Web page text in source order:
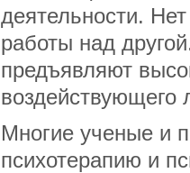
деятельности.
работы над
предъявляют
воздействующего
Многие ученые и
психотерапию и